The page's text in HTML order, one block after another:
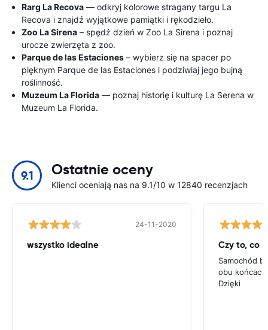
Rarg La Recova — odkryj kolorowe stragany targu La
Recova i znajdź wyjątkowe pamiątki i rękodzieło.
Zoo La Sirena – spędź dzień w Zoo La Sirena i poznaj
urocze zwierzęta z zoo.
Parque de las Estaciones – wybierz się na spacer po
pięknym Parque de las Estaciones i podziwiaj jego bujną
roślinność.
Muzeum La Florida — poznaj historię i kulturę La Serena w
Muzeum La Florida.
9.1 Ostatnie oceny
Klienci oceniają nas na 9.1/10 w 12840 recenzjach
24-11-2020
wszystko idealne Czy to, co
Samochód
obu
Dzięki